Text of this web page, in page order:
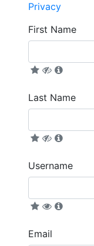
Privacy
First Name
Last Name
Username
Email